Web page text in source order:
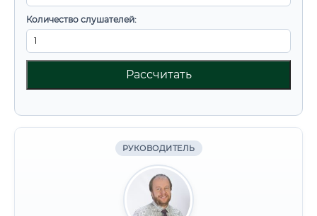
Количество слушателей:
Рассчитать
РУКОВОДИТЕЛЬ